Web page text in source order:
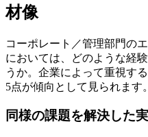
材像
コーポレート／管理部門の
においては、どのような経
うか。企業によって重視す
5点が傾向として見られます。
同様の課題を解決した